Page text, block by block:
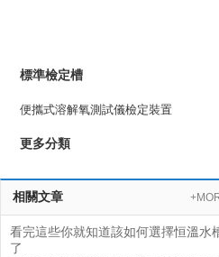
標準檢定槽
便攜式溶解氧測試儀檢定裝置
更多分類
相關文章
看完這些你就知道該如何選擇恒溫水
了